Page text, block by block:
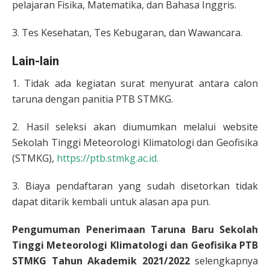
pelajaran Fisika, Matematika, dan Bahasa Inggris.
3. Tes Kesehatan, Tes Kebugaran, dan Wawancara.
Lain-lain
1. Tidak ada kegiatan surat menyurat antara calon
taruna dengan panitia PTB STMKG.
2. Hasil seleksi akan diumumkan melalui website
Sekolah Tinggi Meteorologi Klimatologi dan Geofisika
(STMKG), https://ptb.stmkg.ac.id.
3. Biaya pendaftaran yang sudah disetorkan tidak
dapat ditarik kembali untuk alasan apa pun.
Pengumuman Penerimaan Taruna Baru Sekolah
Tinggi Meteorologi Klimatologi dan Geofisika PTB
STMKG Tahun Akademik 2021/2022selengkapnya